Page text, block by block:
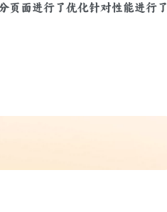
页面进行了优化针对性能进行了